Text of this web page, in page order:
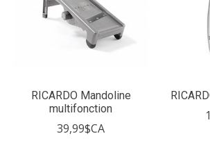
RICARDO Mandoline
multifonction
39,99$CA